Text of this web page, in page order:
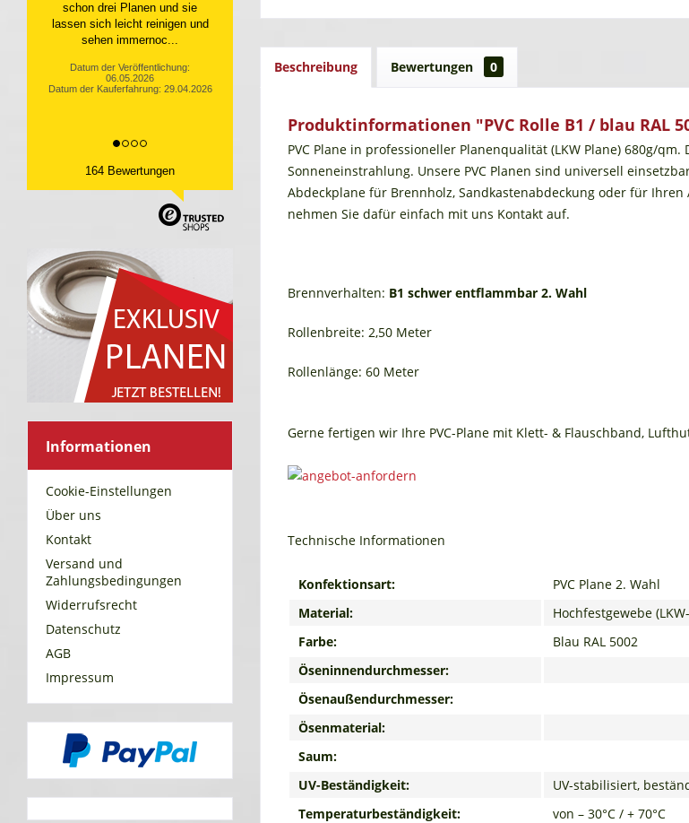
schon drei Planen und sie
lassen sich leicht reinigen und
sehen immernoc...
Datum der Veröffentlichung:
06.05.2026
Datum der Kauferfahrung: 29.04.2026
164 Bewertungen
Informationen
Cookie-Einstellungen
Über uns
Kontakt
Versand und
Zahlungsbedingungen
Widerrufsrecht
Datenschutz
AGB
Impressum
Beschreibung Bewertungen 0
Produktinformationen "PVC Rolle B1 / blau RAL
PVC Plane in professioneller Planenqualität (LKW Plane) 680g/
Sonneneinstrahlung. Unsere PVC Planen sind universell
Abdeckplane für Brennholz, Sandkastenabdeckung oder für
nehmen Sie dafür einfach mit uns Kontakt auf.
Brennverhalten: B1 schwer entflammbar 2. Wahl
Rollenbreite: 2,50 Meter
Rollenlänge: 60 Meter
Gerne fertigen wir Ihre PVC-Plane mit Klett- & Flauschband,
Technische Informationen
Konfektionsart:
PVC Plane 2. Wahl
Material:
Hochfestgewebe
Farbe:
Blau RAL 5002
Öseninnendurchmesser:
Ösenaußendurchmesser:
Ösenmaterial:
Saum:
UV-Beständigkeit:
UV-stabilisiert,
Temperaturbeständigkeit:
von – 30°C / + 70°C